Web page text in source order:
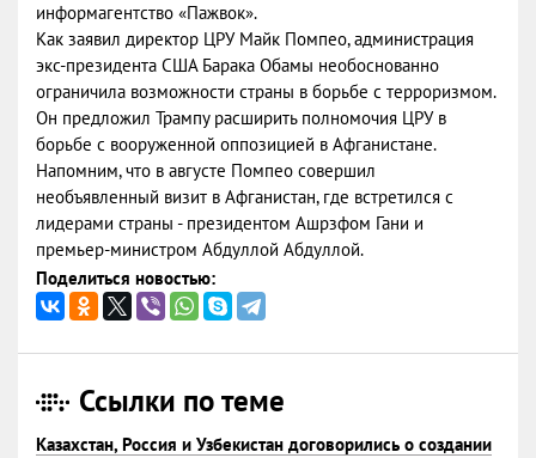
информагентство «Пажвок».
Как заявил директор ЦРУ Майк Помпео, администрация
экс-президента США Барака Обамы необоснованно
ограничила возможности страны в борьбе с терроризмом.
Он предложил Трампу расширить полномочия ЦРУ в
борьбе с вооруженной оппозицией в Афганистане.
Напомним, что в августе Помпео совершил
необъявленный визит в Афганистан, где встретился с
лидерами страны - президентом Ашрзфом Гани и
премьер-министром Абдуллой Абдуллой.
Поделиться новостью:
Ссылки по теме
Казахстан, Россия и Узбекистан договорились о создании